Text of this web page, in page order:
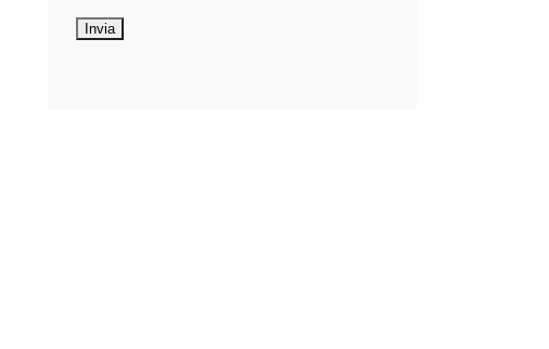
riferibili direttamente od indirettamente al
suo rapporto con la ditta scrivente, per il